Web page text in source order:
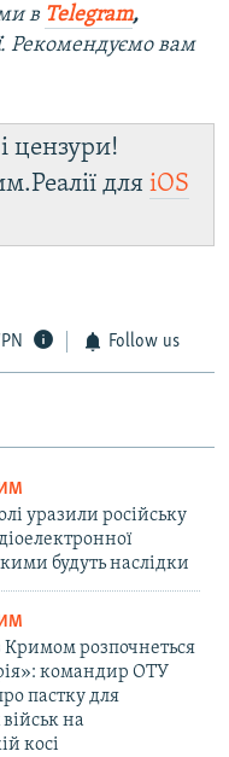
в Telegram,
. Рекомендуємо вам
цензури!
для iOS
Follow us
уразили російську
будуть наслідки
Кримом розпочнеться
командир ОТУ
пастку для
на
косі